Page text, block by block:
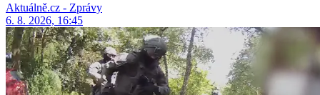
Aktuálně.cz - Zprávy
6. 8. 2026, 16:45